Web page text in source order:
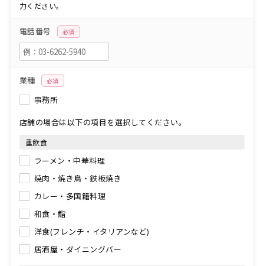
力ください。
電話番号 必須
業種 必須
事務所
店舗の場合は以下の項目を選択してください。
重飲食
ラーメン・中華料理
焼肉・焼き鳥・鉄板焼き
カレー・多国籍料理
和食・鮨
洋食(フレンチ・イタリアンなど)
居酒屋・ダイニングバー